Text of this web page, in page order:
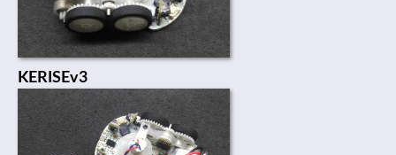
KERISEv3